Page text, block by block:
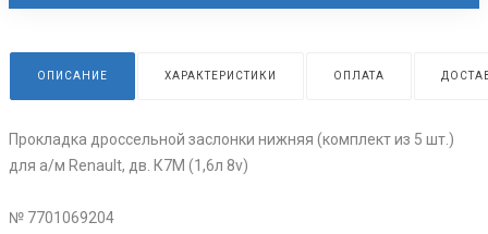
ОПИСАНИЕ ХАРАКТЕРИСТИКИ ОПЛАТА
Прокладка дроссельной заслонки нижняя (комплект из 5 шт.)
для а/м Renault, дв. К7М (1,6л 8v)
№ 7701069204